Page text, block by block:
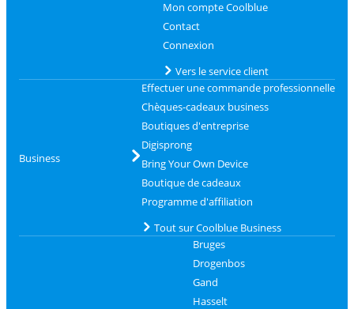
Mon compte Coolblue
Contact
Connexion
Vers le service client
Business
Effectuer une commande professionnelle
Chèques-cadeaux business
Boutiques d'entreprise
Digisprong
Bring Your Own Device
Boutique de cadeaux
Programme d'affiliation
Tout sur Coolblue Business
Bruges
Drogenbos
Gand
Hasselt